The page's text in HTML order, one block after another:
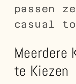
passen
casual
Meerdere
te Kiezen